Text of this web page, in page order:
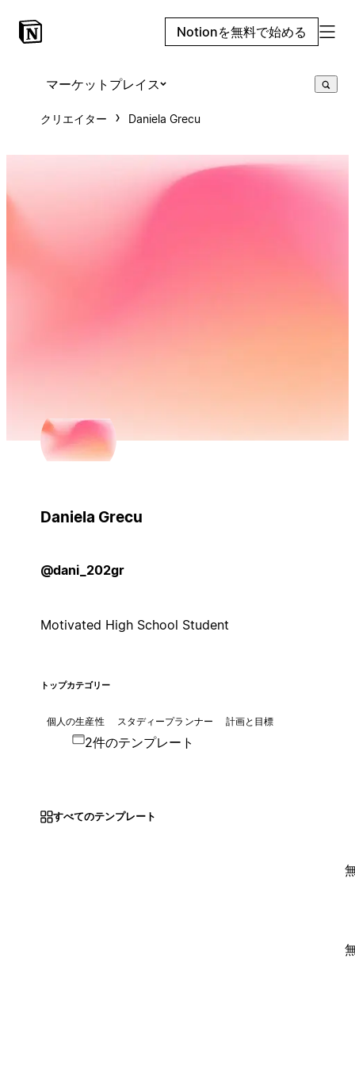
Notionを無料で始める
マーケットプレイス
クリエイター Daniela Grecu
Daniela Grecu
@dani_202gr
Motivated High School Student
トップカテゴリー
個人の生産性 スタディープランナー 計画と目標
2件のテンプレート
すべてのテンプレート